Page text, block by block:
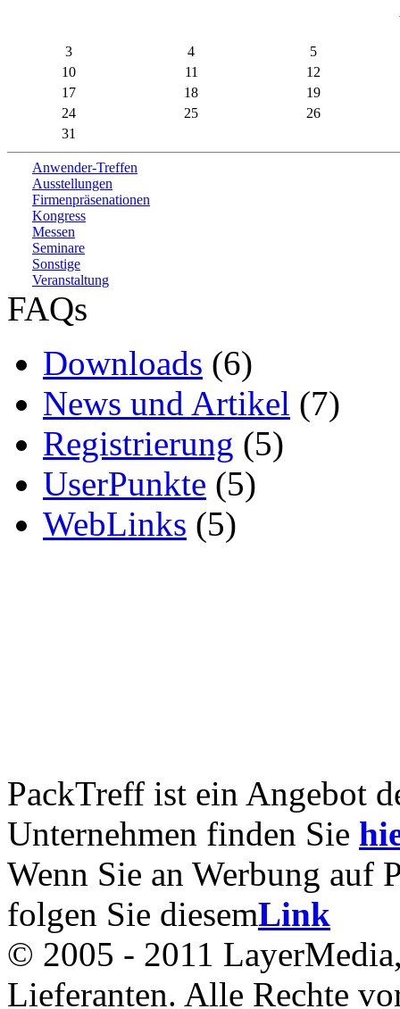
3 4
5
10
11
12
17
18
19
24
25
26
31
Anwender-Treffen
Ausstellungen
Firmenpräsenationen
Kongress
Messen
Seminare
Sonstige
Veranstaltung
FAQs
Downloads (6)
News und Artikel (7)
Registrierung (5)
UserPunkte (5)
WebLinks (5)
PackTreff ist ein Angebot
Unternehmen finden Sie
Wenn Sie an Werbung auf
folgen Sie diesemLink
© 2005 - 2011
Lieferanten. Alle Rechte